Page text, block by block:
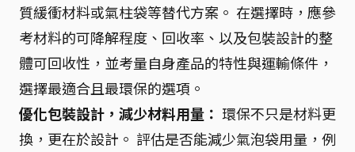
質緩衝材料或氣柱袋等替代方案。 在選擇時，應參
考材料的可降解程度、回收率、以及包裝設計的整
體可回收性，並考量自身產品的特性與運輸條件，
選擇最適合且最環保的選項。
優化包裝設計，減少材料用量： 環保不只是材料更
換，更在於設計。 評估是否能減少氣泡袋用量，例